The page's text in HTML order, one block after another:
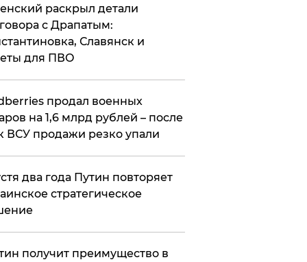
раскрыл детали
с Драпатым:
Славянск и
для ПВО
продал военных
на 1,6 млрд рублей – после
ВСУ продажи резко упали
два года Путин повторяет
стратегическое
получит преимущество в